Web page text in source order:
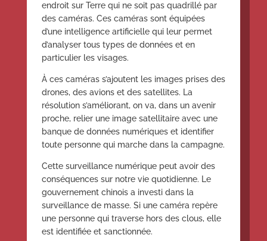
endroit sur Terre qui ne soit pas quadrillé par
des caméras. Ces caméras sont équipées
d’une intelligence artificielle qui leur permet
d’analyser tous types de données et en
particulier les visages.
À ces caméras s’ajoutent les images prises des
drones, des avions et des satellites. La
résolution s’améliorant, on va, dans un avenir
proche, relier une image satellitaire avec une
banque de données numériques et identifier
toute personne qui marche dans la campagne.
Cette surveillance numérique peut avoir des
conséquences sur notre vie quotidienne. Le
gouvernement chinois a investi dans la
surveillance de masse. Si une caméra repère
une personne qui traverse hors des clous, elle
est identifiée et sanctionnée.